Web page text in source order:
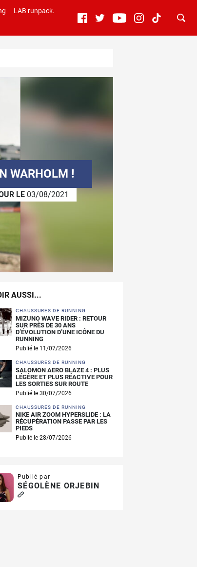
LAB runpack.
WARHOLM !
LE 03/08/2021
AUSSI...
CHAUSSURES DE RUNNING
MIZUNO WAVE RIDER : RETOUR
SUR PRÈS DE 30 ANS
D’ÉVOLUTION D’UNE ICÔNE DU
RUNNING
Publié le 11/07/2026
CHAUSSURES DE RUNNING
SALOMON AERO BLAZE 4 : PLUS
LÉGÈRE ET PLUS RÉACTIVE POUR
LES SORTIES SUR ROUTE
Publié le 30/07/2026
CHAUSSURES DE RUNNING
NIKE AIR ZOOM HYPERSLIDE : LA
RÉCUPÉRATION PASSE PAR LES
PIEDS
Publié le 28/07/2026
Publié par
SÉGOLÈNE ORJEBIN